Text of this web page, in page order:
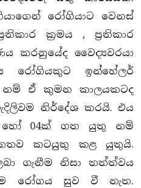
රෝගියාට වෙනස්
ක්‍රමය , ප්‍රතිකාර
කරනුයේද වෛද්‍යවරයා
ඉන්හේලර්
නම් ඒ කුමන කාලයකටද
නිර්දේශ කරයි. එය
හෝ 04ක් ගත යුතු නම්
කටයුතු කළ යුතුයි.
ගැනීම නිසා තත්ත්වය
රෝගය සුව වී නැත.